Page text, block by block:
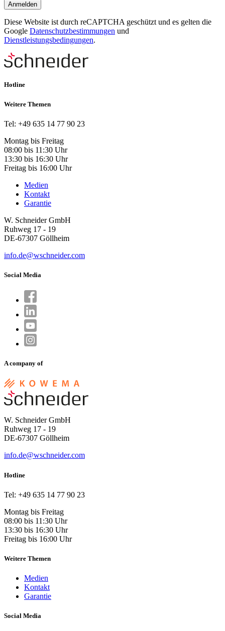
Anmelden
Diese Website ist durch reCAPTCHA geschützt und es gelten die
Google Datenschutzbestimmungen und
Dienstleistungsbedingungen.
Hotline
Weitere Themen
Tel: +49 635 14 77 90 23
Montag bis Freitag
08:00 bis 11:30 Uhr
13:30 bis 16:30 Uhr
Freitag bis 16:00 Uhr
Medien
Kontakt
Garantie
W. Schneider GmbH
Ruhweg 17 - 19
DE-67307 Göllheim
info.de@wschneider.com
Social Media
A company of
W. Schneider GmbH
Ruhweg 17 - 19
DE-67307 Göllheim
info.de@wschneider.com
Hotline
Tel: +49 635 14 77 90 23
Montag bis Freitag
08:00 bis 11:30 Uhr
13:30 bis 16:30 Uhr
Freitag bis 16:00 Uhr
Weitere Themen
Medien
Kontakt
Garantie
Social Media